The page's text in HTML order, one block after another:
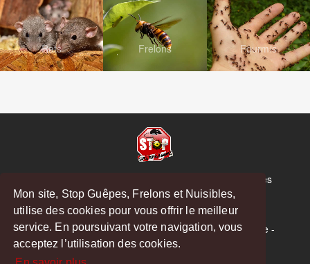
Mon site, Stop Guêpes, Frelons et Nuisibles,
utilise des cookies pour vous offrir le meilleur
service. En poursuivant votre navigation, vous
acceptez l’utilisation des cookies.
Rats Frelons Fourmis
© Copyright 2026 Stop Guêpes, Frelons et Nuisibles
Mentions légales
Créé parMattWeb
Saint-Gaudens-Saint-Girons-Boulogne-sur-Gesse-
Montréjeau